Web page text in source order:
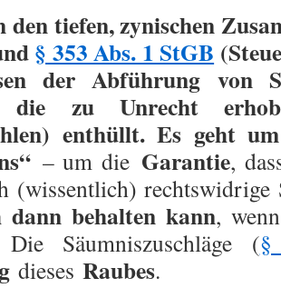
den tiefen, zynischen
§ 353 Abs. 1 StGB
der Abführung von
die zu Unrecht
enthüllt. Es geht
– um die Garantie,
(wissentlich) rechtswidrige
dann behalten kann,
Säumniszuschläge (
dieses Raubes.